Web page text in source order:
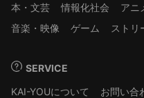
本・文芸
情報化社会 アニ
音楽・映像
ゲーム ストリ
SERVICE
KAI-YOUについて
お問い合